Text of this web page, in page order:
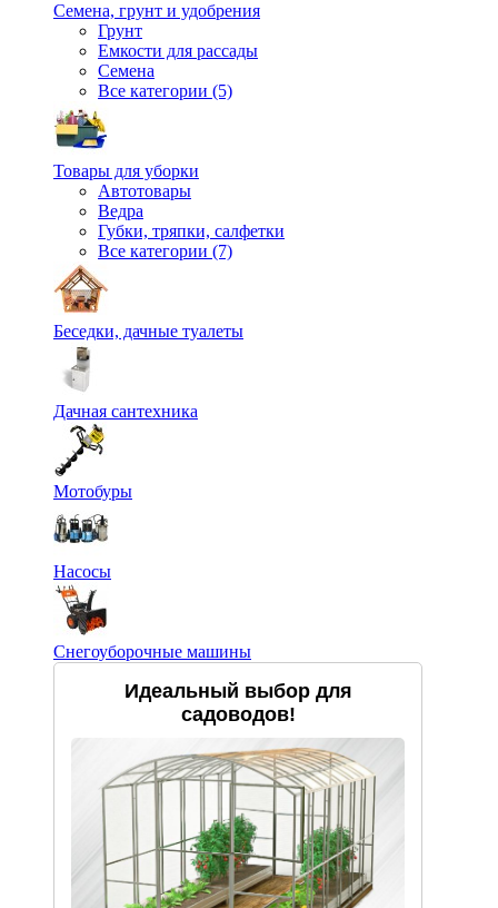
Семена, грунт и удобрения
Грунт
Емкости для рассады
Семена
Все категории (5)
Товары для уборки
Автотовары
Ведра
Губки, тряпки, салфетки
Все категории (7)
Беседки, дачные туалеты
Дачная сантехника
Мотобуры
Насосы
Снегоуборочные машины
Идеальный выбор для
садоводов!